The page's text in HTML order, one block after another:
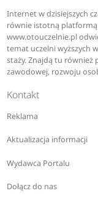
Internet w dzisiejszych
równie istotną
www.otouczelnie.pl
temat uczelni wyższych
staży. Znajdą tu również
zawodowej, rozwoju
Kontakt
Reklama
Aktualizacja informacji
Wydawca Portalu
Dołącz do nas